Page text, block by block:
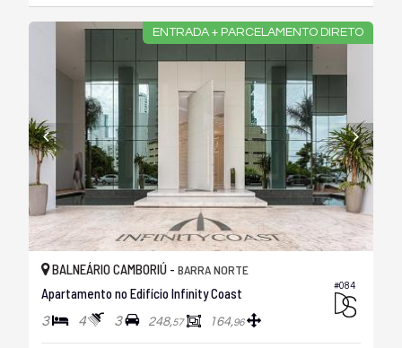
ENTRADA + PARCELAMENTO DIRETO
#084
BALNEÁRIO CAMBORIÚ - BARRA NORTE
Apartamento no Edifício Infinity Coast
3 4 3 248,57 164,96